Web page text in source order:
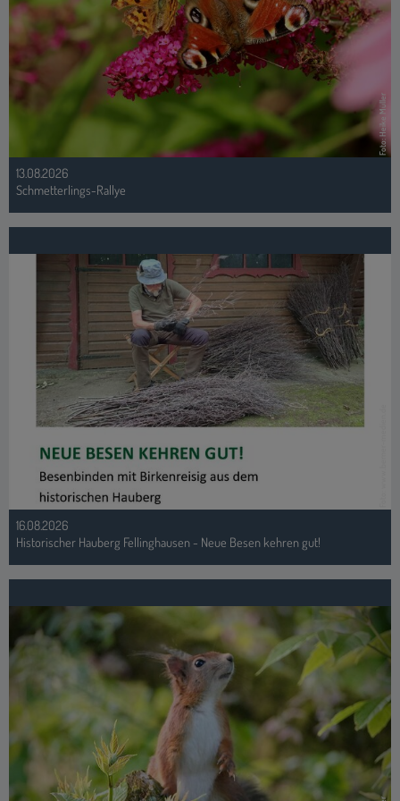
13.08.2026
Schmetterlings-Rallye
16.08.2026
Historischer Hauberg Fellinghausen - Neue Besen kehren gut!
Foto: Heike Müller
18.08.2026
Waldbaden für Kinder - Ressourcen stärken mit der Natur
Alle Veranstaltungen >>